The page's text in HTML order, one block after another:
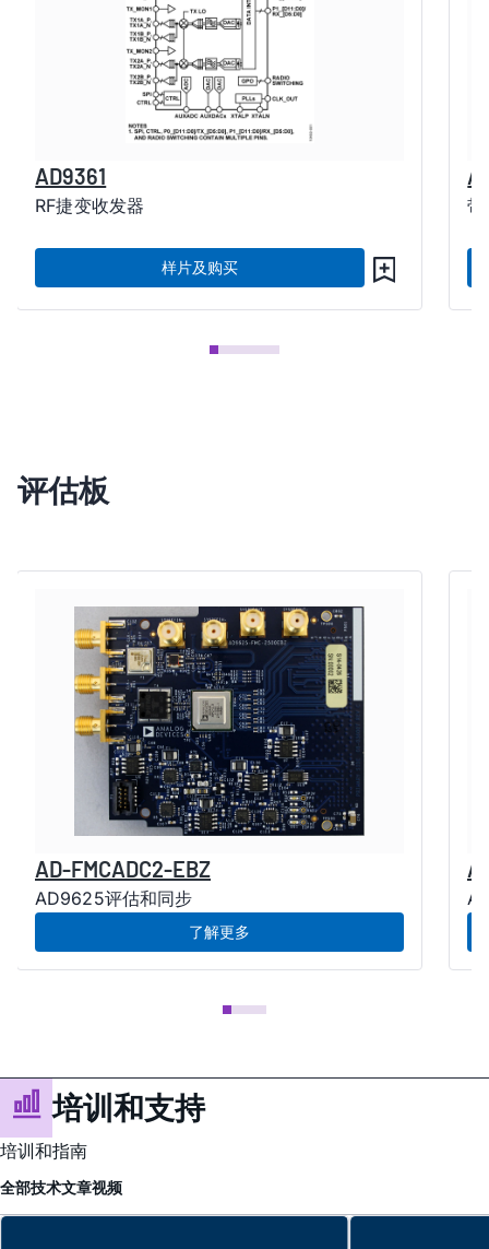
AD9361
RF捷变收发器
样片及购买
带
评估板
AD-FMCADC2-EBZ
AD9625评估和同步
了解更多
培训和支持
培训和指南
全部技术文章视频